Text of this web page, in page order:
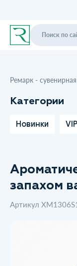
Ремарк -
Категории
Новинки
запахом
Артикул